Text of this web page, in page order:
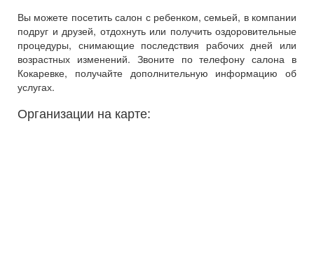
Вы можете посетить салон с ребенком, семьей, в компании
подруг и друзей, отдохнуть или получить оздоровительные
процедуры, снимающие последствия рабочих дней или
возрастных изменений. Звоните по телефону салона в
Кокаревке, получайте дополнительную информацию об
услугах.
Организации на карте: